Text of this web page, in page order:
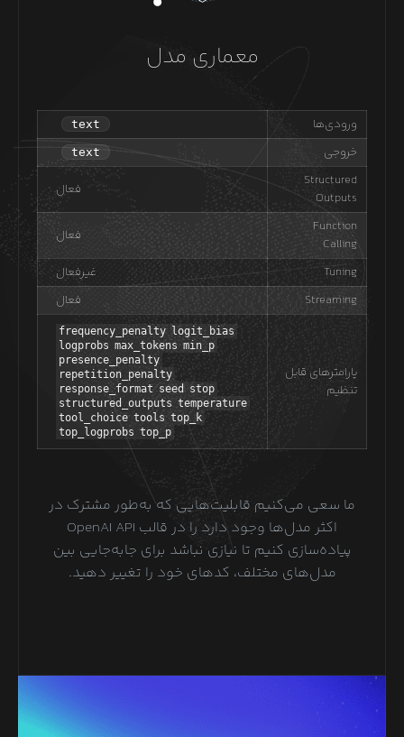
معماری مدل
ورودی‌ها text
خروجی text
Structured
Outputs
فعال
Function
Calling
فعال
Tuning
غیرفعال
Streaming
فعال
پارامترهای قابل
تنظیم
frequency_penalty logit_bias
logprobs max_tokens min_p
presence_penalty
repetition_penalty
response_format seed
stop
structured_outputs temperature
tool_choice tools top_k
top_logprobs top_p
ما سعی می‌کنیم قابلیت‌هایی که به‌طور مشترک در
اکثر مدل‌ها وجود دارد را در قالب OpenAI API
پیاده‌سازی کنیم تا نیازی نباشد برای جابه‌جایی بین
مدل‌های مختلف، کدهای خود را تغییر دهید.